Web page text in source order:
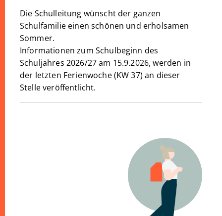
Die Schulleitung wünscht der ganzen
Schulfamilie einen schönen und erholsamen
Sommer.
Informationen zum Schulbeginn des
Schuljahres 2026/27 am 15.9.2026, werden in
der letzten Ferienwoche (KW 37) an dieser
Stelle veröffentlicht.